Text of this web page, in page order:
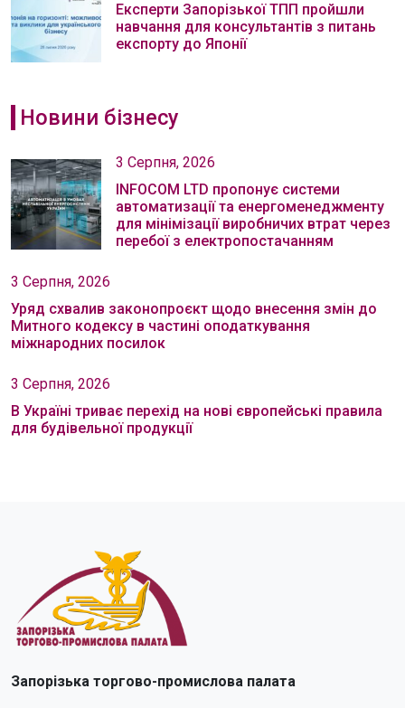
Експерти Запорізької ТПП пройшли
навчання для консультантів з питань
експорту до Японії
Новини бізнесу
3 Серпня, 2026
INFOCOM LTD пропонує системи
автоматизації та енергоменеджменту
для мінімізації виробничих втрат через
перебої з електропостачанням
3 Серпня, 2026
Уряд схвалив законопроєкт щодо внесення змін до
Митного кодексу в частині оподаткування
міжнародних посилок
3 Серпня, 2026
В Україні триває перехід на нові європейські правила
для будівельної продукції
Запорізька торгово-промислова палата